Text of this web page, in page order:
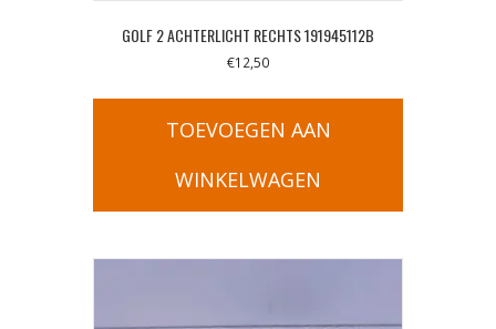
GOLF 2 ACHTERLICHT RECHTS 191945112B
€12,50
TOEVOEGEN AAN
WINKELWAGEN